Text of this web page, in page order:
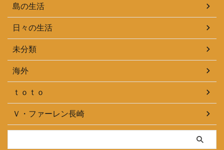
島の生活
日々の生活
未分類
海外
ｔｏｔｏ
Ｖ・ファーレン長崎